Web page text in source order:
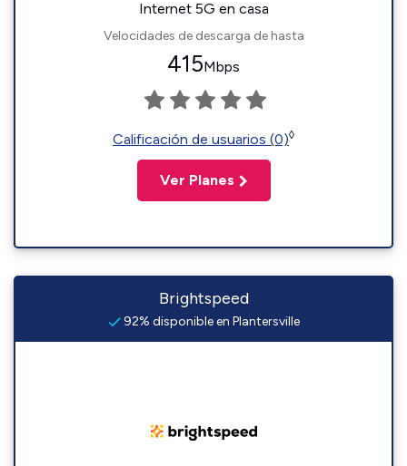
Internet 5G en casa
Velocidades de descarga de hasta
415Mbps
Calificación de usuarios (0)◊
Ver Planes
Brightspeed
92% disponible en Plantersville